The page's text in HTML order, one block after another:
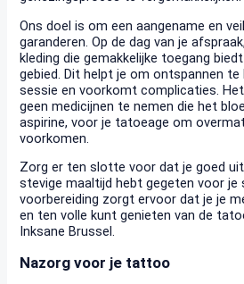
Ons doel is om een aangename en
garanderen. Op de dag van je
kleding die gemakkelijke toegang
gebied. Dit helpt je om ontspannen te
sessie en voorkomt complicaties.
geen medicijnen te nemen die het
aspirine, voor je tatoeage om
voorkomen.
Zorg er ten slotte voor dat je goed
stevige maaltijd hebt gegeten voor je
voorbereiding zorgt ervoor dat je je
en ten volle kunt genieten van de
Inksane Brussel.
Nazorg voor je tattoo